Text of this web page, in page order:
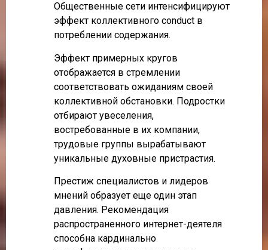
Общественные сети интенсифицируют
эффект коллективного conduct в
потреблении содержания.
Эффект примерных кругов
отображается в стремлении
соответствовать ожиданиям своей
коллективной обстановки. Подростки
отбирают увеселения,
востребованные в их компании,
трудовые группы вырабатывают
уникальные духовные пристрастия.
Престиж специалистов и лидеров
мнений образует еще один этап
давления. Рекомендация
распространенного интернет-деятеля
способна кардинально